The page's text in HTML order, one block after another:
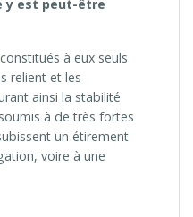
y est peut-être
à eux seuls
relient et les
ainsi la stabilité
à de très fortes
un étirement
voire à une